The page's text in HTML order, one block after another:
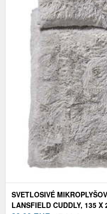
SVETLOSIVÉ
LANSFIELD CUDDLY, 135 X